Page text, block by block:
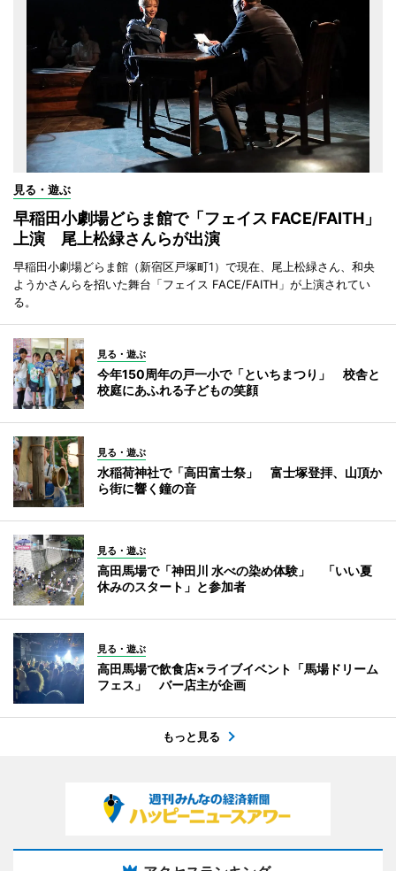
見る・遊ぶ
早稲田小劇場どらま館で「フェイス FACE/FAITH」
上演 尾上松緑さんらが出演
早稲田小劇場どらま館（新宿区戸塚町1）で現在、尾上松緑さん、和央
ようかさんらを招いた舞台「フェイス FACE/FAITH」が上演されてい
る。
見る・遊ぶ
今年150周年の戸一小で「といちまつり」 校舎と
校庭にあふれる子どもの笑顔
見る・遊ぶ
水稲荷神社で「高田富士祭」 富士塚登拝、山頂か
ら街に響く鐘の音
見る・遊ぶ
高田馬場で「神田川 水べの染め体験」 「いい夏
休みのスタート」と参加者
見る・遊ぶ
高田馬場で飲食店×ライブイベント「馬場ドリーム
フェス」 バー店主が企画
もっと見る